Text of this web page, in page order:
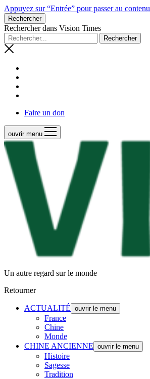
Appuyez sur “Entrée” pour passer au contenu
Rechercher
Rechercher dans Vision Times
Faire un don
ouvrir menu
Un autre regard sur le monde
Retourner
ACTUALITÉ ouvrir le menu
France
Chine
Monde
CHINE ANCIENNE ouvrir le menu
Histoire
Sagesse
Tradition